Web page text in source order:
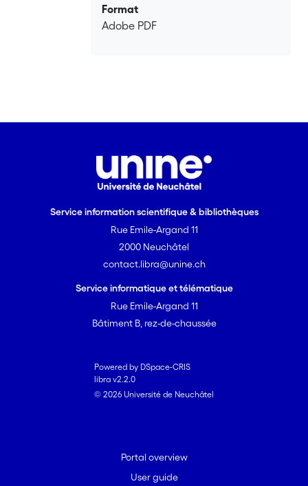
Format
Adobe PDF
Service information scientifique & bibliothèques
Rue Emile-Argand 11
2000 Neuchâtel
contact.libra@unine.ch
Service informatique et télématique
Rue Emile-Argand 11
Bâtiment B, rez-de-chaussée
Powered by DSpace-CRIS
libra v2.2.0
© 2026 Université de Neuchâtel
Portal overview
User guide